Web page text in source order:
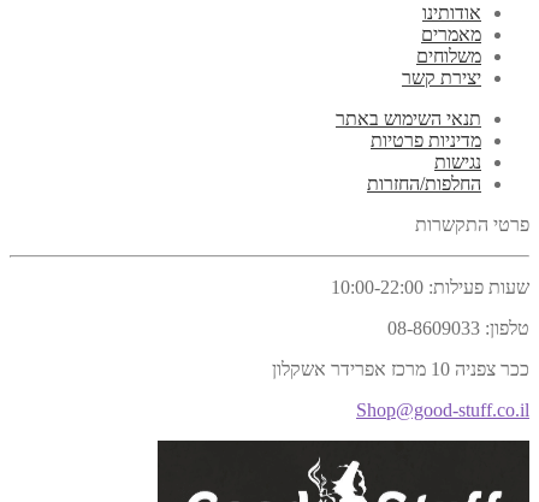
אודותינו
מאמרים
משלוחים
יצירת קשר
תנאי השימוש באתר
מדיניות פרטיות
נגישות
החלפות/החזרות
פרטי התקשרות
שעות פעילות: 10:00-22:00
טלפון: 08-8609033
ככר צפניה 10 מרכז אפרידר אשקלון
Shop@good-stuff.co.il